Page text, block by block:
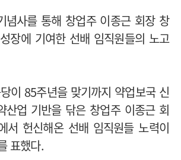
념사를 통해 창업주 이종근 회장 창
장에 기여한 선배 임직원들의 노고
이 85주년을 맞기까지 약업보국 신
산업 기반을 닦은 창업주 이종근 회
서 헌신해온 선배 임직원들 노력이
표했다.